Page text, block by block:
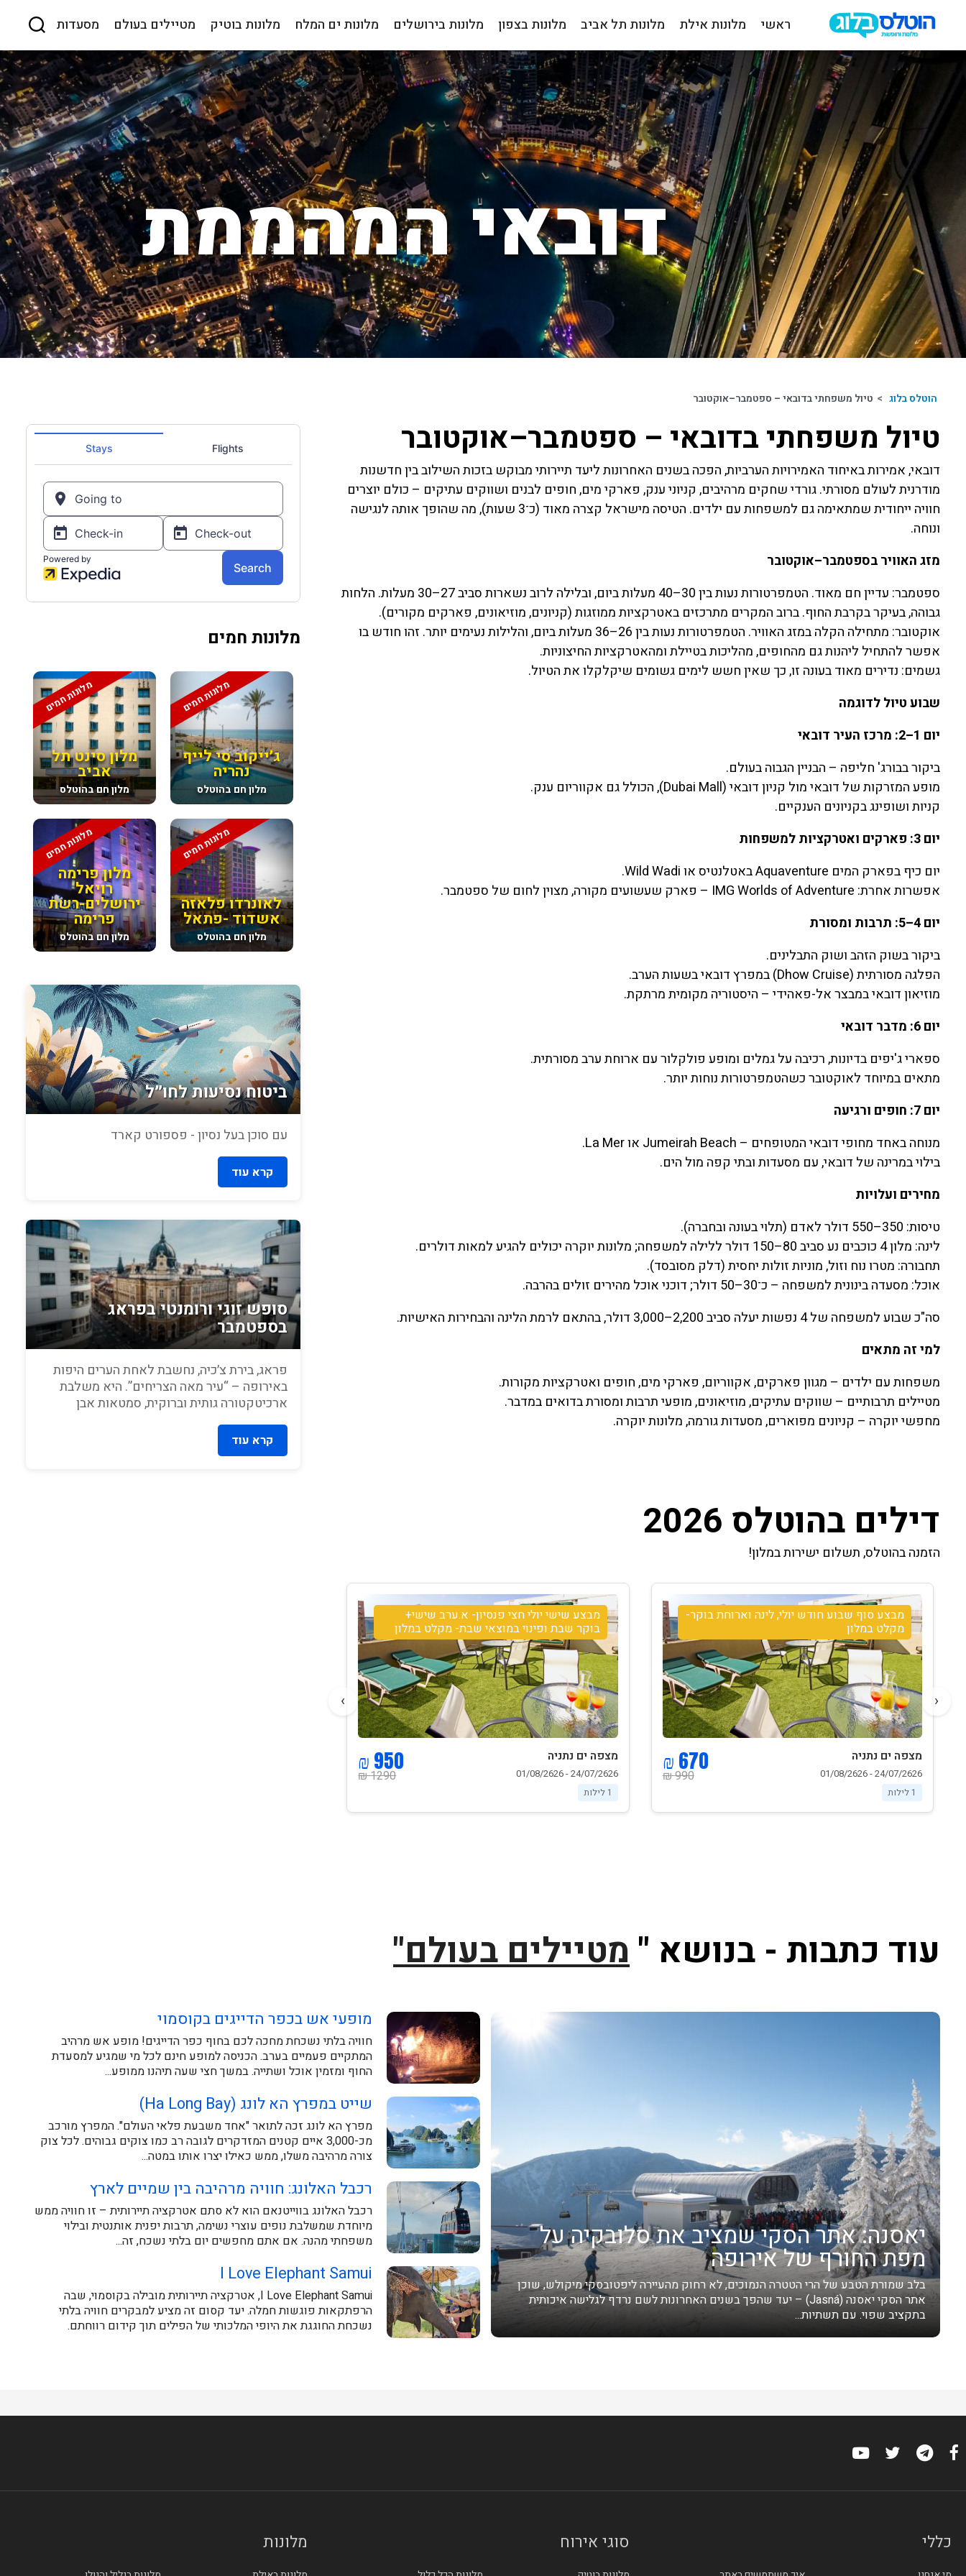
הוטלס
בלוג
ראשי מלונות אילת מלונות תל אביב מלונות בצפון מלונות בירושלים מלונות ים המלח מלונות בוטיק מטיילים בעולם מסעדות
דובאי המהממת
הוטלס בלוג > טיול משפחתי בדובאי – ספטמבר–אוקטובר
מלונות חמים
מלונות חמים
מלון סינט תל
אביב
מלון חם בהוטלס
מלונות חמים
ג׳ייקוב סי לייף
נהריה
מלון חם בהוטלס
מלונות חמים
מלון פרימה
רויאל
ירושלים-רשת
פרימה
מלון חם בהוטלס
מלונות חמים
לאונרדו פלאזה
אשדוד -פתאל
מלון חם בהוטלס
ביטוח נסיעות לחו״ל
עם סוכן בעל נסיון - פספורט קארד
קרא עוד
סופש זוגי ורומנטי בפראג
בספטמבר
פראג, בירת צ׳כיה, נחשבת לאחת הערים היפות
באירופה – “עיר מאה הצריחים”. היא משלבת
ארכיטקטורה גותית וברוקית, סמטאות אבן
עתיקות,...
קרא עוד
טיול משפחתי בדובאי – ספטמבר–אוקטובר
דובאי, אמירות באיחוד האמירויות הערביות, הפכה בשנים האחרונות ליעד תיירותי מבוקש בזכות השילוב בין חדשנות
מודרנית לעולם מסורתי. גורדי שחקים מרהיבים, קניוני ענק, פארקי מים, חופים לבנים ושווקים עתיקים – כולם יוצרים
חוויה ייחודית שמתאימה גם למשפחות עם ילדים. הטיסה מישראל קצרה מאוד (כ־3 שעות), מה שהופך אותה לנגישה
ונוחה.
מזג האוויר בספטמבר–אוקטובר
ספטמבר: עדיין חם מאוד. הטמפרטורות נעות בין 30–40 מעלות ביום, ובלילה לרוב נשארות סביב 27–30 מעלות. הלחות
גבוהה, בעיקר בקרבת החוף. ברוב המקרים מתרכזים באטרקציות ממוזגות (קניונים, מוזיאונים, פארקים מקורים).
אוקטובר: מתחילה הקלה במזג האוויר. הטמפרטורות נעות בין 26–36 מעלות ביום, והלילות נעימים יותר. זהו חודש בו
אפשר להתחיל ליהנות גם מהחופים, מהליכות בטיילת ומהאטרקציות החיצוניות.
גשמים: נדירים מאוד בעונה זו, כך שאין חשש לימים גשומים שיקלקלו את הטיול.
שבוע טיול לדוגמה
יום 1–2: מרכז העיר דובאי
ביקור בבורג' חליפה – הבניין הגבוה בעולם.
מופע המזרקות של דובאי מול קניון דובאי (Dubai Mall), הכולל גם אקווריום ענק.
קניות ושופינג בקניונים הענקיים.
יום 3: פארקים ואטרקציות למשפחות
יום כיף בפארק המים Aquaventure באטלנטיס או Wild Wadi.
אפשרות אחרת: IMG Worlds of Adventure – פארק שעשועים מקורה, מצוין לחום של ספטמבר.
יום 4–5: תרבות ומסורת
ביקור בשוק הזהב ושוק התבלינים.
הפלגה מסורתית (Dhow Cruise) במפרץ דובאי בשעות הערב.
מוזיאון דובאי במבצר אל-פאהידי – היסטוריה מקומית מרתקת.
יום 6: מדבר דובאי
ספארי ג'יפים בדיונות, רכיבה על גמלים ומופע פולקלור עם ארוחת ערב מסורתית.
מתאים במיוחד לאוקטובר כשהטמפרטורות נוחות יותר.
יום 7: חופים ורגיעה
מנוחה באחד מחופי דובאי המטופחים – Jumeirah Beach או La Mer.
בילוי במרינה של דובאי, עם מסעדות ובתי קפה מול הים.
מחירים ועלויות
טיסות: 350–550 דולר לאדם (תלוי בעונה ובחברה).
לינה: מלון 4 כוכבים נע סביב 80–150 דולר ללילה למשפחה; מלונות יוקרה יכולים להגיע למאות דולרים.
תחבורה: מטרו נוח וזול, מוניות זולות יחסית (דלק מסובסד).
אוכל: מסעדה בינונית למשפחה – כ־30–50 דולר; דוכני אוכל מהירים זולים בהרבה.
סה"כ שבוע למשפחה של 4 נפשות יעלה סביב 2,200–3,000 דולר, בהתאם לרמת הלינה והבחירות האישיות.
למי זה מתאים
משפחות עם ילדים – מגוון פארקים, אקווריום, פארקי מים, חופים ואטרקציות מקורות.
מטיילים תרבותיים – שווקים עתיקים, מוזיאונים, מופעי תרבות ומסורת בדואים במדבר.
מחפשי יוקרה – קניונים מפוארים, מסעדות גורמה, מלונות יוקרה.
דילים בהוטלס 2026
הזמנה בהוטלס, תשלום ישירות במלון!
מבצע סוף שבוע חודש יולי, לינה וארוחת בוקר-
מקלט במלון
מצפה ים נתניה
24/07/2626 - 01/08/2626
1 לילות
990 ₪
670 ₪
מבצע שישי יולי חצי פנסיון- א.ערב שישי+
בוקר שבת ופינוי במוצאי שבת- מקלט במלון
מצפה ים נתניה
24/07/2626 - 01/08/2626
1 לילות
1290 ₪
950 ₪
‹
›
עוד כתבות - בנושא "מטיילים בעולם"
יאסנה: אתר הסקי שמציב את סלובקיה על
מפת החורף של אירופה
בלב שמורת הטבע של הרי הטטרה הנמוכים, לא רחוק מהעיירה ליפטובסקי מיקולש, שוכן
אתר הסקי יאסנה (Jasná) – יעד שהפך בשנים האחרונות לשם נרדף לגלישה איכותית
בתקציב שפוי. עם תשתיות...
מופעי אש בכפר הדייגים בקוסמוי
חוויה בלתי נשכחת מחכה לכם בחוף כפר הדייגים! מופע אש מרהיב
המתקיים פעמיים בערב. הכניסה למופע חינם לכל מי שמגיע למסעדת
החוף ומזמין אוכל ושתייה. במשך חצי שעה תיהנו ממופע...
שייט במפרץ הא לונג (Ha Long Bay)
מפרץ הא לונג זכה לתואר "אחד משבעת פלאי העולם". המפרץ מורכב
מכ-3,000 איים קטנים המזדקרים לגובה רב כמו צוקים גבוהים. לכל צוק
צורה מרהיבה משלו, ממש כאילו יצרו אותו במטה...
רכבל האלונג: חוויה מרהיבה בין שמיים לארץ
רכבל האלונג בווייטנאם הוא לא סתם אטרקציה תיירותית – זו חוויה ממש
מיוחדת שמשלבת נופים עוצרי נשימה, תרבות יפנית אותנטית ובילוי
משפחתי מהנה. אם אתם מחפשים יום בלתי נשכח, זה...
I Love Elephant Samui
I Love Elephant Samui, אטרקציה תיירותית מובילה בקוסמוי, שבה
הרפתקאות פוגשות חמלה. יעד קסום זה מציע למבקרים חוויה בלתי
נשכחת החוגגת את היופי המלכותי של הפילים תוך קידום רווחתם.
כללי סוגי אירוח מלונות